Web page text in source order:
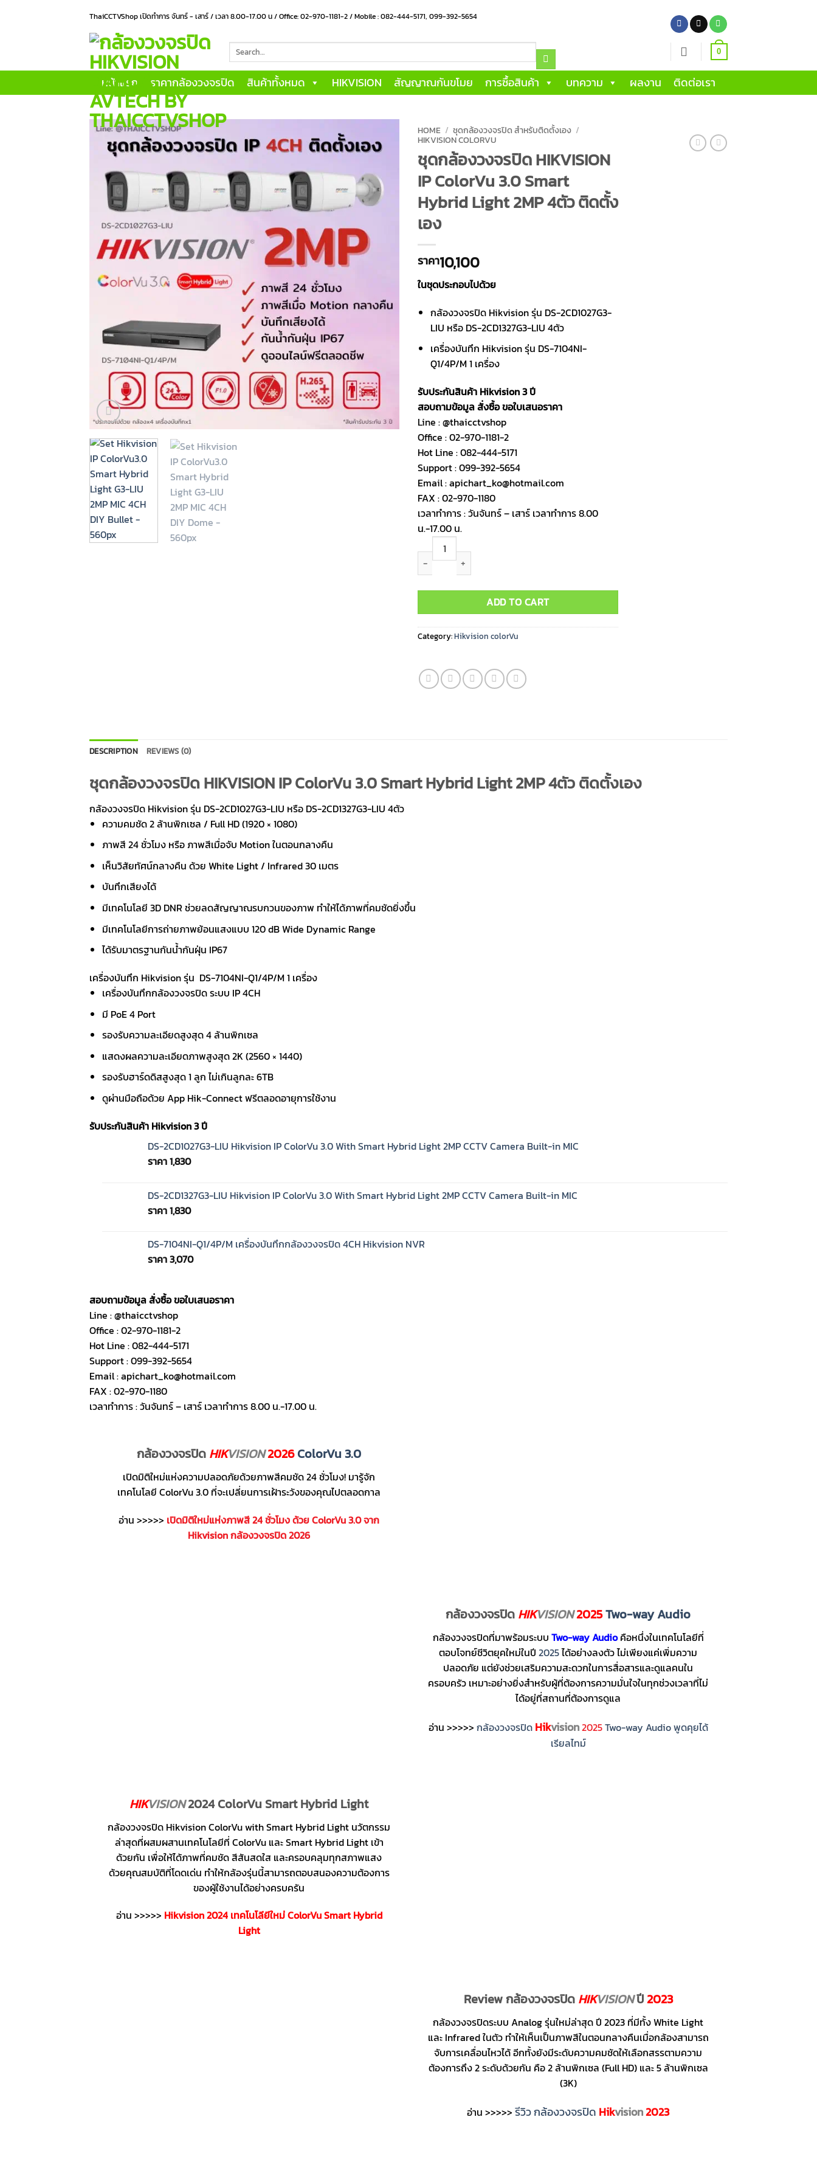
ThaiCCTVShop เปิดทำการ จันทร์ - เสาร์ / เวลา 8.00-17.00 น / Office: 02-970-1181-2 / Mobile : 082-444-5171, 099-392-5654
for:
0
หน้าแรก ราคากล้องวงจรปิด สินค้าทั้งหมด HIKVISION สัญญาณกันขโมย การซื้อสินค้า บทความ ผลงาน ติดต่อเรา
HOME / ชุดกล้องวงจรปิด สำหรับติดตั้งเอง /
HIKVISION COLORVU
ชุดกล้องวงจรปิด HIKVISION
IP ColorVu 3.0 Smart
Hybrid Light 2MP 4ตัว ติดตั้ง
เอง
ราคา10,100
ในชุดประกอบไปด้วย
กล้องวงจรปิด Hikvision รุ่น DS-2CD1027G3-
LIU หรือ DS-2CD1327G3-LIU 4ตัว
เครื่องบันทึก Hikvision รุ่น DS-7104NI-
Q1/4P/M 1 เครื่อง
รับประกันสินค้า Hikvision 3 ปี
สอบถามข้อมูล สั่งซื้อ ขอใบเสนอราคา
Line : @thaicctvshop
Office : 02-970-1181-2
Hot Line : 082-444-5171
Support : 099-392-5654
Email : apichart_ko@hotmail.com
FAX : 02-970-1180
เวลาทำการ : วันจันทร์ – เสาร์ เวลาทำการ 8.00
น.-17.00 น.
ชุดกล้องวงจรปิด HIKVISION IP ColorVu 3.0 Smart Hybrid Light 2MP 4ตัว ติดตั้งเอง quantity
ADD TO CART
Category:Hikvision colorVu
DESCRIPTION REVIEWS (0)
ชุดกล้องวงจรปิด HIKVISION IP ColorVu 3.0 Smart Hybrid Light 2MP 4ตัว ติดตั้งเอง
กล้องวงจรปิด Hikvision รุ่น DS-2CD1027G3-LIU หรือ DS-2CD1327G3-LIU 4ตัว
ความคมชัด 2 ล้านพิกเซล / Full HD (1920 × 1080)
ภาพสี 24 ชั่วโมง หรือ ภาพสีเมื่อจับ Motion ในตอนกลางคืน
เห็นวิสัยทัศน์กลางคืน ด้วย White Light / Infrared 30 เมตร
บันทึกเสียงได้
มีเทคโนโลยี 3D DNR ช่วยลดสัญญาณรบกวนของภาพ ทำให้ได้ภาพที่คมชัดยิ่งขึ้น
มีเทคโนโลยีการถ่ายภาพย้อนแสงแบบ 120 dB Wide Dynamic Range
ได้รับมาตรฐานกันน้ำกันฝุ่น IP67
เครื่องบันทึก Hikvision รุ่น DS-7104NI-Q1/4P/M 1 เครื่อง
เครื่องบันทึกกล้องวงจรปิด ระบบ IP 4CH
มี PoE 4 Port
รองรับความละเอียดสูงสุด 4 ล้านพิกเซล
แสดงผลความละเอียดภาพสูงสุด 2K (2560 × 1440)
รองรับฮาร์ดดิสสูงสุด 1 ลูก ไม่เกินลูกละ 6TB
ดูผ่านมือถือด้วย App Hik-Connect ฟรีตลอดอายุการใช้งาน
รับประกันสินค้า Hikvision 3 ปี
DS-2CD1027G3-LIU Hikvision IP ColorVu 3.0 With Smart Hybrid Light 2MP CCTV Camera Built-in MIC
ราคา1,830
DS-2CD1327G3-LIU Hikvision IP ColorVu 3.0 With Smart Hybrid Light 2MP CCTV Camera Built-in MIC
ราคา1,830
DS-7104NI-Q1/4P/M เครื่องบันทึกกล้องวงจรปิด 4CH Hikvision NVR
ราคา3,070
สอบถามข้อมูล สั่งซื้อ ขอใบเสนอราคา
Line : @thaicctvshop
Office : 02-970-1181-2
Hot Line : 082-444-5171
Support : 099-392-5654
Email : apichart_ko@hotmail.com
FAX : 02-970-1180
เวลาทำการ : วันจันทร์ – เสาร์ เวลาทำการ 8.00 น.-17.00 น.
กล้องวงจรปิด HIKVISION2026ColorVu 3.0
เปิดมิติใหม่แห่งความปลอดภัยด้วยภาพสีคมชัด 24 ชั่วโมง! มารู้จัก
เทคโนโลยี ColorVu 3.0 ที่จะเปลี่ยนการเฝ้าระวังของคุณไปตลอดกาล
อ่าน >>>>> เปิดมิติใหม่แห่งภาพสี 24 ชั่วโมง ด้วย ColorVu 3.0 จาก
Hikvision กล้องวงจรปิด 2026
กล้องวงจรปิด HIKVISION2025Two-way Audio
กล้องวงจรปิดที่มาพร้อมระบบ Two-way Audioคือหนึ่งในเทคโนโลยีที่
ตอบโจทย์ชีวิตยุคใหม่ในปี 2025ได้อย่างลงตัว ไม่เพียงแค่เพิ่มความ
ปลอดภัย แต่ยังช่วยเสริมความสะดวกในการสื่อสารและดูแลคนใน
ครอบครัว เหมาะอย่างยิ่งสำหรับผู้ที่ต้องการความมั่นใจในทุกช่วงเวลาที่ไม่
ได้อยู่ที่สถานที่ต้องการดูแล
อ่าน >>>>> กล้องวงจรปิด Hikvision2025Two-way Audio พูดคุยได้
เรียลไทม์
HIKVISION2024 ColorVu Smart Hybrid Light
กล้องวงจรปิด Hikvision ColorVu with Smart Hybrid Light นวัตกรรม
ล่าสุดที่ผสมผสานเทคโนโลยีที่ ColorVu และ Smart Hybrid Light เข้า
ด้วยกัน เพื่อให้ได้ภาพที่คมชัด สีสันสดใส และครอบคลุมทุกสภาพแสง
ด้วยคุณสมบัติที่โดดเด่น ทำให้กล้องรุ่นนี้สามารถตอบสนองความต้องการ
ของผู้ใช้งานได้อย่างครบครัน
อ่าน >>>>> Hikvision 2024 เทคโนโลียีใหม่ ColorVu Smart Hybrid
Light
Review กล้องวงจรปิด HIKVISIONปี2023
กล้องวงจรปิดระบบ Analog รุ่นใหม่ล่าสุด ปี 2023 ที่มีทั้ง White Light
และ Infrared ในตัว ทำให้เห็นเป็นภาพสีในตอนกลางคืนเมื่อกล้องสามารถ
จับการเคลื่อนไหวได้ อีกทั้งยังมีระดับความคมชัดให้เลือกสรรตามความ
ต้องการถึง 2 ระดับด้วยกัน คือ 2 ล้านพิกเซล (Full HD) และ 5 ล้านพิกเซล
(3K)
อ่าน >>>>> รีวิว กล้องวงจรปิด Hikvision2023